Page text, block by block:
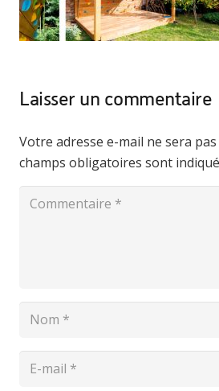
Laisser un commentaire
Votre adresse e-mail ne sera
champs obligatoires sont